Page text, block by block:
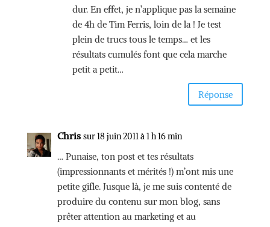
dur. En effet, je n’applique pas la semaine
de 4h de Tim Ferris, loin de la ! Je test
plein de trucs tous le temps… et les
résultats cumulés font que cela marche
petit a petit…
Réponse
Chris sur 18 juin 2011 à 1 h 16 min
… Punaise, ton post et tes résultats
(impressionnants et mérités !) m’ont mis une
petite gifle. Jusque là, je me suis contenté de
produire du contenu sur mon blog, sans
prêter attention au marketing et au